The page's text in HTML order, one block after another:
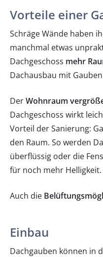
Vorteile einer
Schräge Wände haben
manchmal etwas
Dachgeschoss mehr
Dachausbau mit
DerWohnraum
Dachgeschoss wirkt
Vorteil der Sanierung:
den Raum. So werden
überflüssig oder die
für noch mehr Helligkeit.
Auch die
Einbau
Dachgauben können in
Photovoltaik